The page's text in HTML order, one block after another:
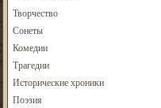
Творчество
Сонеты
Комедии
Трагедии
Исторические хроники
Поэзия